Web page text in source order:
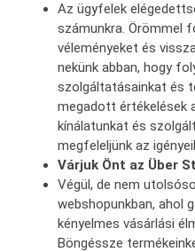
Az ügyfelek
számunkra. Örömmel
véleményeket és
nekünk abban, hogy
szolgáltatásainkat és
megadott értékelések
kínálatunkat és
megfeleljünk az
Várjuk Önt az Über
Végül, de nem
webshopunkban, ahol
kényelmes vásárlási
Böngéssze